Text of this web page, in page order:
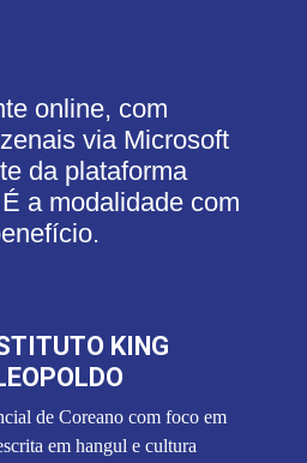
online, com
via Microsoft
da plataforma
a modalidade com
KING
de Coreano com foco em
em hangul e cultura